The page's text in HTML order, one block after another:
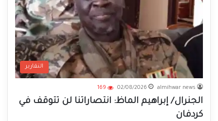
التقارير
almihwar news
02/08/2026
169
الجنرال/ إبراهيم الماظ: انتصاراتنا لن تتوقف في
كردفان